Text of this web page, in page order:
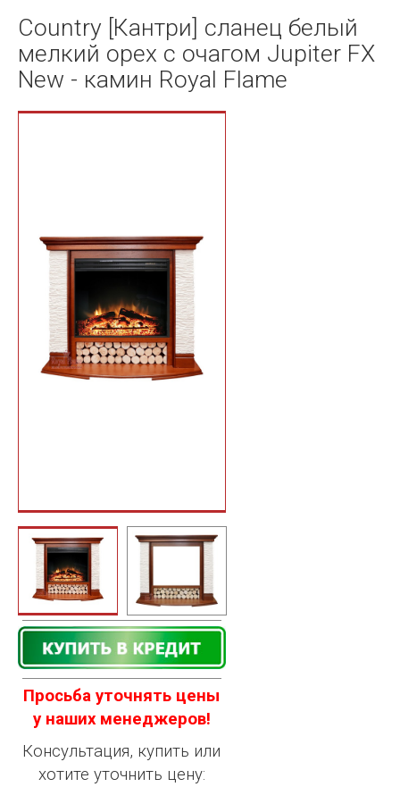
Country [Кантри] сланец белый
мелкий орех с очагом Jupiter FX
New - камин Royal Flame
Просьба уточнять цены
у наших менеджеров!
Консультация, купить или
хотите уточнить цену: